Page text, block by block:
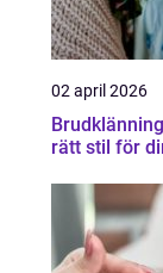
02 april 2026
Brudklänningar så
rätt stil för